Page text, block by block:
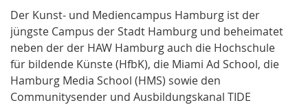
Der Kunst- und Mediencampus Hamburg ist der
jüngste Campus der Stadt Hamburg und beheimatet
neben der der HAW Hamburg auch die Hochschule
für bildende Künste (HfbK), die Miami Ad School, die
Hamburg Media School (HMS) sowie den
Communitysender und Ausbildungskanal TIDE